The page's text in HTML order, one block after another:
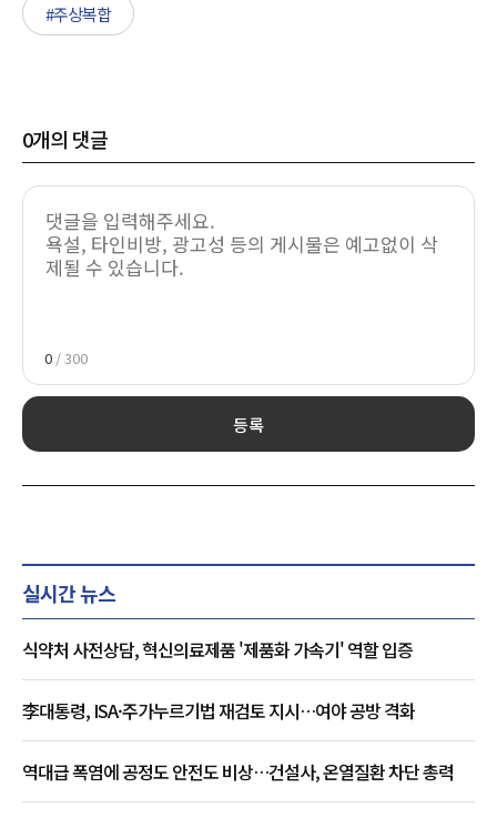
#주상복합
0개의 댓글
0 / 300
등록
실시간 뉴스
식약처 사전상담, 혁신의료제품 '제품화 가속기' 역할 입증
李대통령, ISA·주가누르기법 재검토 지시…여야 공방 격화
역대급 폭염에 공정도 안전도 비상…건설사, 온열질환 차단 총력